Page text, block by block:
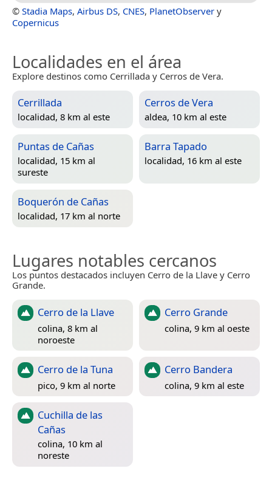
© Stadia Maps, Airbus DS, CNES, PlanetObserver y
Copernicus
Localidades en el área
Explore destinos como Cerrillada y Cerros de Vera.
Cerrillada
localidad, 8 km al este
Cerros de Vera
aldea, 10 km al este
Puntas de Cañas
localidad, 15 km al
sureste
Barra Tapado
localidad, 16 km al este
Boquerón de Cañas
localidad, 17 km al norte
Lugares notables cercanos
Los puntos destacados incluyen Cerro de la Llave y Cerro
Grande.
Cerro de la Llave
colina, 8 km al
noroeste
Cerro Grande
colina, 9 km al oeste
Cerro de la Tuna
pico, 9 km al norte
Cerro Bandera
colina, 9 km al este
Cuchilla de las
Cañas
colina, 10 km al
noreste